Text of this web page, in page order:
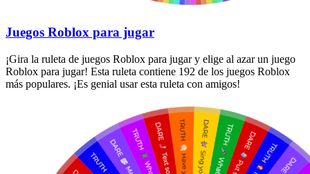
Juegos Roblox para jugar
¡Gira la ruleta de juegos Roblox para jugar y elige al azar un juego
Roblox para jugar! Esta ruleta contiene 192 de los juegos Roblox
más populares. ¡Es genial usar esta ruleta con amigos!